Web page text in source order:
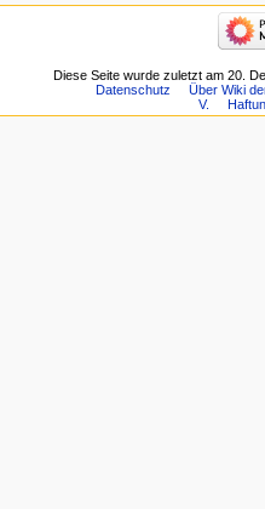
Diese Seite wurde zuletzt am 20.
Datenschutz
Über Wiki
V.